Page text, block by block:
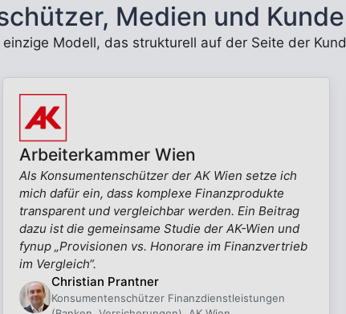
Medien und
Modell, das strukturell auf der Seite der
Arbeiterkammer Wien
Als Konsumentenschützer der AK Wien setze ich
mich dafür ein, dass komplexe Finanzprodukte
transparent und vergleichbar werden. Ein Beitrag
dazu ist die gemeinsame Studie der AK-Wien und
fynup „Provisionen vs. Honorare im Finanzvertrieb
im Vergleich“.
Christian Prantner
Konsumentenschützer Finanzdienstleistungen